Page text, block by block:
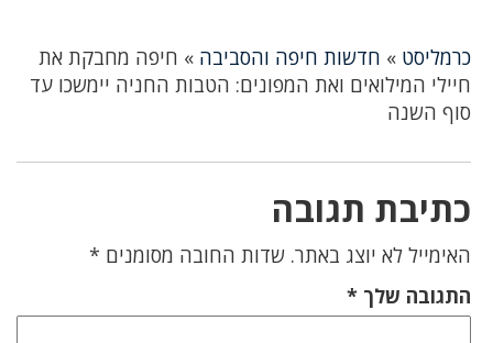
כרמליסט » חדשות חיפה והסביבה » חיפה מחבקת את
חיילי המילואים ואת המפונים: הטבות החניה יימשכו עד
סוף השנה
כתיבת תגובה
האימייל לא יוצג באתר. שדות החובה מסומנים *
התגובה שלך *